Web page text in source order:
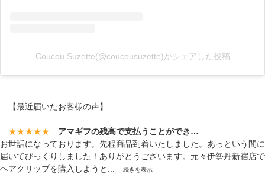
Coucou Suzette(@coucousuzette)がシェアした投稿
【最近届いたお客様の声】
★★★★★
アマギフの残高で支払うことができ…
お世話になっております。先程商品到着いたしました。あっという間に
届いてびっくりしました！ありがとうございます。元々伊勢丹新宿店で
ヘアクリップを購入しようと...
続きを表示